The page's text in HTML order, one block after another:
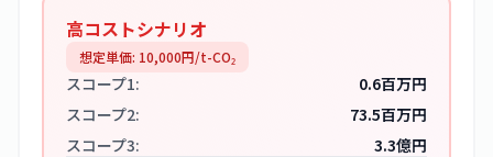
高コストシナリオ
想定単価: 10,000円/t-CO₂
スコープ1:
0.6百万円
スコープ2:
73.5百万円
スコープ3:
3.3億円